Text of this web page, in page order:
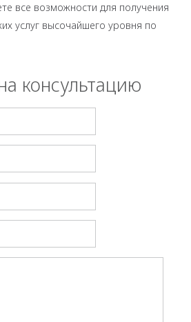
все возможности для получения
услуг высочайшего уровня по
консультацию